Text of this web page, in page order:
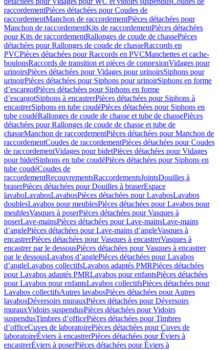
raccordementPièces détachées pour Coudes de
raccordementManchon de raccordementPièces détachées pour
Manchon de raccordementKits de raccordementPièces détachées
pour Kits de raccordementRallonges de coude de chassePièces
détachées pour Rallonges de coude de chasseRaccords en
PVCPièces détachées pour Raccords en PVCManchettes et cache-
boulonsRaccords de transition et pièces de connexionVidages pour
urinoirsPièces détachées pour Vidages pour urinoirsSiphons pour
urinoirPièces détachées pour Siphons pour urinoirSiphons en forme
d’escargotPièces détachées pour Siphons en forme
d’escargotSiphons à encastrerPièces détachées pour Siphons à
encastrerSiphons en tube coudéPièces détachées pour Siphons en
tube coudéRallonges de coude de chasse et tube de chassePièces
détachées pour Rallonges de coude de chasse et tube de
chasseManchon de raccordementPièces détachées pour Manchon de
raccordementCoudes de raccordementPièces détachées pour Coudes
de raccordementVidages pour bidetPièces détachées pour Vidages
pour bidetSiphons en tube coudéPièces détachées pour Siphons en
tube coudéCoudes de
raccordementRecouvrementsRaccordementsJointsDouilles à
braserPièces détachées pour Douilles à braserEspace
lavaboLavabosLavabosPièces détachées pour LavabosLavabos
doublesLavabos pour meublesPièces détachées pour Lavabos pour
meublesVasques à poserPièces détachées pour Vasques à
poserLave-mainsPièces détachées pour Lave-mainsLave-mains
d’anglePièces détachées pour Lave-mains d’angleVasques à
encastrerPièces détachées pour Vasques à encastrerVasques à
encastrer par le dessousPièces détachées pour Vasques à encastrer
par le dessousLavabos d’anglePièces détachées pour Lavabos
d’angleLavabos collectifsLavabos adaptés PMRPièces détachées
pour Lavabos adaptés PMRLavabos pour enfantsPièces détachées
pour Lavabos pour enfantsLavabos collectifsPièces détachées pour
Lavabos collectifsAutres lavabosPièces détachées pour Autres
lavabosDéversoirs murauxPièces détachées pour Déversoirs
murauxVidoirs suspendusPièces détachées pour Vidoirs
suspendusTimbres dʼofficePièces détachées pour Timbres
dʼofficeCuves de laboratoirePièces détachées pour Cuves de
laboratoireÉviers à encastrerPièces détachées pour Éviers à
encastrerÉviers à poserPièces détachées pour Éviers à